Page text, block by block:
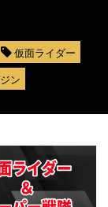
仮面ライダー
ン